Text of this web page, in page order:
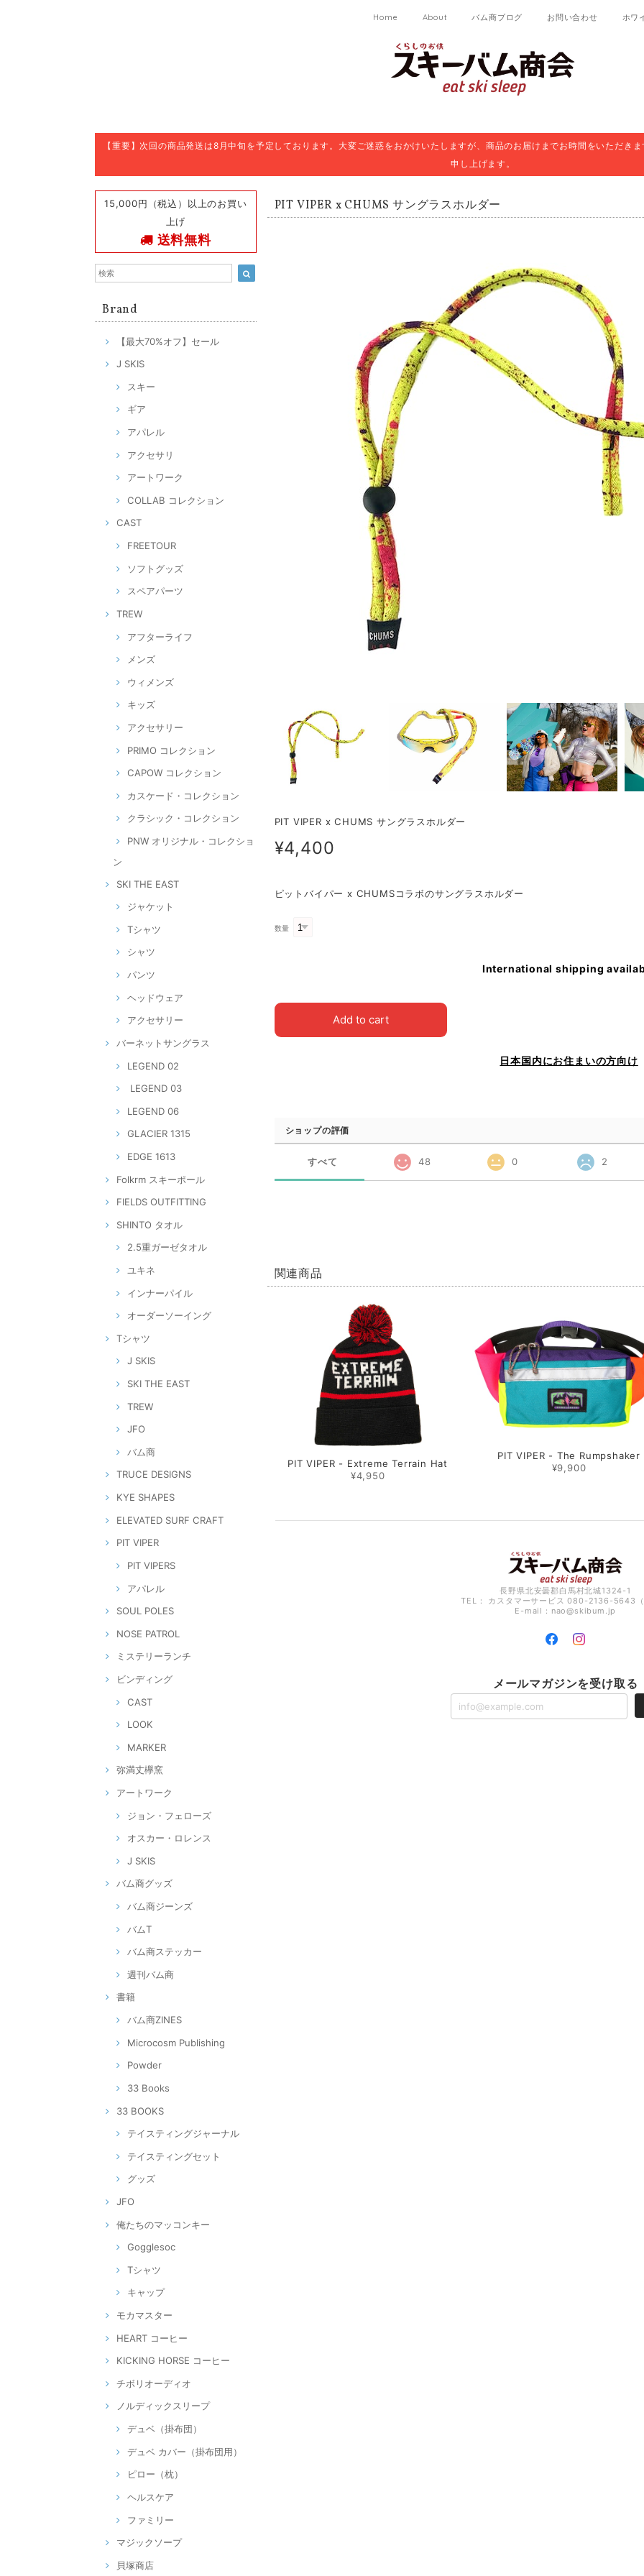
Home About バム商ブログ お問い合わせ ホワ
【重要】次回の商品発送は8月中旬を予定しております。大変ご迷惑をおかけいたしますが、商品のお届けまでお時間をいただき
申し上げます。
15,000円（税込）以上のお買い
上げ
送料無料
Brand
【最大70%オフ】セール
J SKIS
スキー
ギア
アパレル
アクセサリ
アートワーク
COLLAB コレクション
CAST
FREETOUR
ソフトグッズ
スペアパーツ
TREW
アフターライフ
メンズ
ウィメンズ
キッズ
アクセサリー
PRIMO コレクション
CAPOW コレクション
カスケード・コレクション
クラシック・コレクション
PNW オリジナル・コレクショ
ン
SKI THE EAST
ジャケット
Tシャツ
シャツ
パンツ
ヘッドウェア
アクセサリー
バーネットサングラス
LEGEND 02
LEGEND 03
LEGEND 06
GLACIER 1315
EDGE 1613
Folkrm スキーポール
FIELDS OUTFITTING
SHINTO タオル
2.5重ガーゼタオル
ユキネ
インナーパイル
オーダーソーイング
Tシャツ
J SKIS
SKI THE EAST
TREW
JFO
バム商
TRUCE DESIGNS
KYE SHAPES
ELEVATED SURF CRAFT
PIT VIPER
PIT VIPERS
アパレル
SOUL POLES
NOSE PATROL
ミステリーランチ
ビンディング
CAST
LOOK
MARKER
弥満丈欅窯
アートワーク
ジョン・フェローズ
オスカー・ロレンス
J SKIS
バム商グッズ
バム商ジーンズ
バムT
バム商ステッカー
週刊バム商
書籍
バム商ZINES
Microcosm Publishing
Powder
33 Books
33 BOOKS
テイスティングジャーナル
テイスティングセット
グッズ
JFO
俺たちのマッコンキー
Gogglesoc
Tシャツ
キャップ
モカマスター
HEART コーヒー
KICKING HORSE コーヒー
チボリオーディオ
ノルディックスリープ
デュベ（掛布団）
デュベ カバー（掛布団用）
ピロー（枕）
ヘルスケア
ファミリー
マジックソープ
貝塚商店
PIT VIPER x CHUMS サングラスホルダー
PIT VIPER x CHUMS サングラスホルダー
¥4,400
ピットバイパー x CHUMSコラボのサングラスホルダー
数量
International shipping
Add to cart
日本国内にお住まいの方向け
ショップの評価
すべて 48 0 2
関連商品
PIT VIPER - Extreme Terrain Hat
¥4,950
PIT VIPER - The Rumpshaker
¥9,900
長野県北安曇郡白馬村北城1324-1
TEL： カスタマーサービス 080-2136-5643
E-mail： nao@skibum.jp
メールマガジンを受け取る